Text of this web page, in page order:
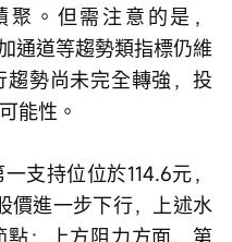
。但需注意的是，
通道等趨勢類指標仍維
勢尚未完全轉強，投
能性。
支持位位於114.6元，
價進一步下行，上述水
；上方阻力方面，第